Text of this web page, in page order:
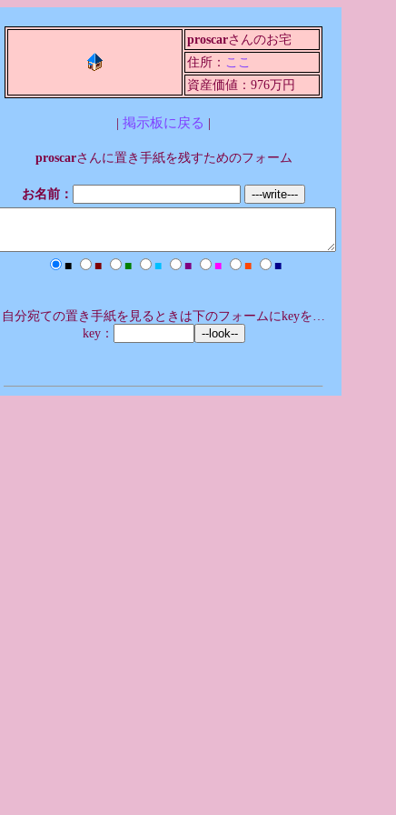
proscarさんのお宅
住所： ここ
資産価値：976万円
| 掲示板に戻る |
proscarさんに置き手紙を残すためのフォーム
お名前：
■ ■ ■ ■ ■ ■ ■ ■
自分宛ての置き手紙を見るときは下のフォームにkeyを…
key：